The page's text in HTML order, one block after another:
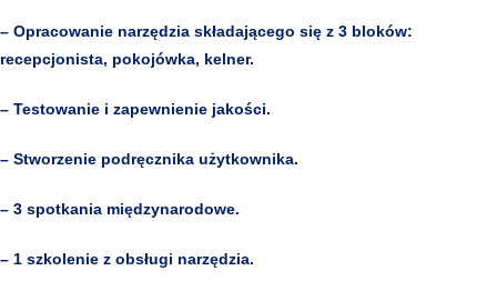
– Opracowanie narzędzia składającego się z 3 bloków:
recepcjonista, pokojówka, kelner.
– Testowanie i zapewnienie jakości.
– Stworzenie podręcznika użytkownika.
– 3 spotkania międzynarodowe.
– 1 szkolenie z obsługi narzędzia.